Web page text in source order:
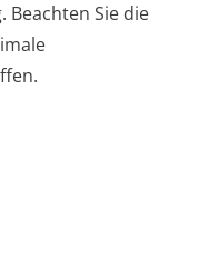
Beachten Sie die